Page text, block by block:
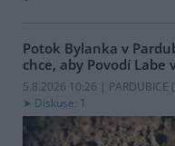
Potok Bylanka v
chce, aby Povodí Labe
5.8.2026 10:26 | PARDUBICE (
Diskuse: 1